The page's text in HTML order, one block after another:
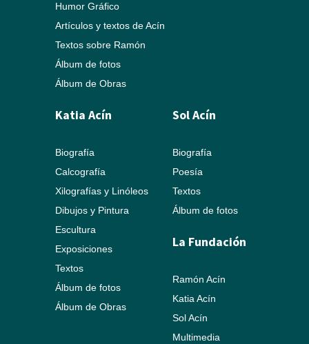
Humor Gráfico
Artículos y textos de Acín
Textos sobre Ramón
Álbum de fotos
Álbum de Obras
Katia Acín
Biografía
Calcografía
Xilografías y Linóleos
Dibujos y Pintura
Escultura
Exposiciones
Textos
Álbum de fotos
Álbum de Obras
Sol Acín
Biografía
Poesía
Textos
Álbum de fotos
La Fundación
Ramón Acín
Katia Acín
Sol Acín
Multimedia